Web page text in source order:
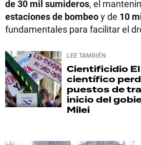
de 30 mil sumideros, el
estaciones de bombeoy de 10
fundamentales para facilitar el
LEE TAMBIÉN
Cientificidio
científico
puestos de
inicio del
Milei